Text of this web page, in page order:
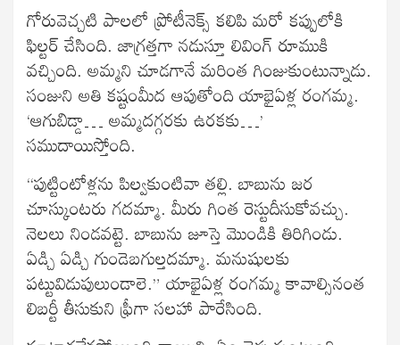
గోరువెచ్చటి పాలలో ప్రోటీనెక్స్ కలిపి మరో కప్పులోకి
ఫిల్టర్ చేసింది. జాగ్రత్తగా నడుస్తూ లివింగ్ రూముకి
వచ్చింది. అమ్మని చూడగానే మరింత గింజుకుంటున్నాడు.
సంజుని అతి కష్టంమీద ఆపుతోంది యాభైఏళ్ల రంగమ్మ.
‘ఆగుబిడ్డా… అమ్మదగ్గరకు ఉరకకు…’
సముదాయిస్తోంది.
“పుట్టింటోళ్లను పిల్వకుంటివా తల్లి. బాబును జర
చూస్కుంటరు గదమ్మా. మీరు గింత రెస్టుదీసుకోవచ్చు.
నెలలు నిండవట్టె. బాబును జూస్తె మొండికి తిరిగిండు.
ఏడ్చి ఏడ్చి గుండెబగుల్తదమ్మా. మనుషులకు
పట్టువిడుపులుండాలె.” యాభైఏళ్ల రంగమ్మ కావాల్సినంత
లిబర్టీ తీసుకుని ఫ్రీగా సలహా పారేసింది.